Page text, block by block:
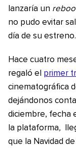
lanzaría un
no pudo evitar
día de su estreno.
Hace cuatro
regaló el primer
cinematográfica
dejándonos
diciembre, fecha
la plataforma,
que la Navidad